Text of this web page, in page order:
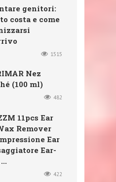
genitori:
costa e come
1515
Nez
(100 ml)
482
11pcs Ear
Remover
Ear
Ear-
422